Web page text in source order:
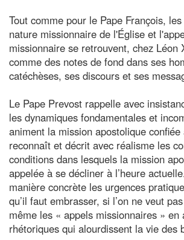
Tout comme pour le Pape François,
nature missionnaire de l'Église et
missionnaire se retrouvent, chez Léon
comme des notes de fond dans ses
catéchèses, ses discours et ses
Le Pape Prevost rappelle avec
les dynamiques fondamentales et
animent la mission apostolique confiée
reconnaît et décrit avec réalisme les
conditions dans lesquels la mission
appelée à se décliner à l’heure
manière concrète les urgences
qu’il faut embrasser, si l’on ne veut
même les « appels missionnaires » en
rhétoriques qui alourdissent la vie des